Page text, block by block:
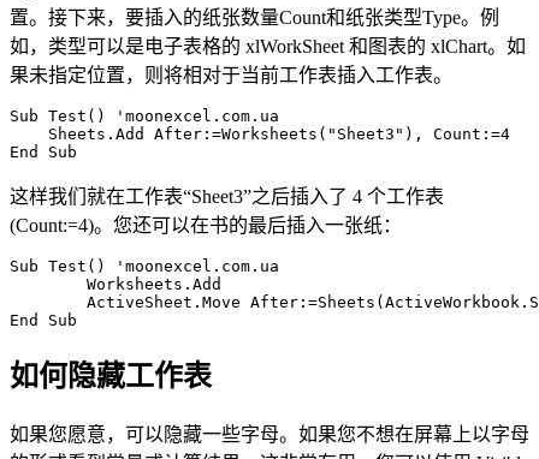
置。接下来，要插入的纸张数量Count和纸张类型Type。例
如，类型可以是电子表格的 xlWorkSheet 和图表的 xlChart。如
果未指定位置，则将相对于当前工作表插入工作表。
Sub Test() 'moonexcel.com.ua
    Sheets.Add After:=Worksheets("Sheet3"), Count:=4
这样我们就在工作表“Sheet3”之后插入了 4 个工作表
(Count:=4)。您还可以在书的最后插入一张纸：
Sub Test() 'moonexcel.com.ua
如何隐藏工作表
如果您愿意，可以隐藏一些字母。如果您不想在屏幕上以字母